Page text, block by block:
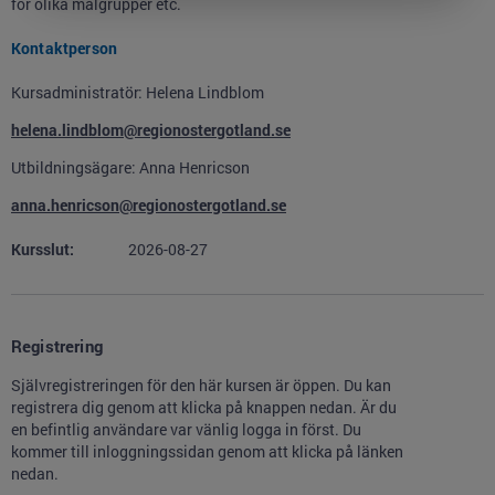
Kontaktperson
Kursadministratör: Helena Lindblom
helena.lindblom@regionostergotland.se
Utbildningsägare: Anna Henricson
anna.henricson@regionostergotland.se
Kursslut: 2026-08-27
Registrering
Självregistreringen för den här kursen är öppen. Du kan
registrera dig genom att klicka på knappen nedan. Är du
en befintlig användare var vänlig logga in först. Du
kommer till inloggningssidan genom att klicka på länken
nedan.